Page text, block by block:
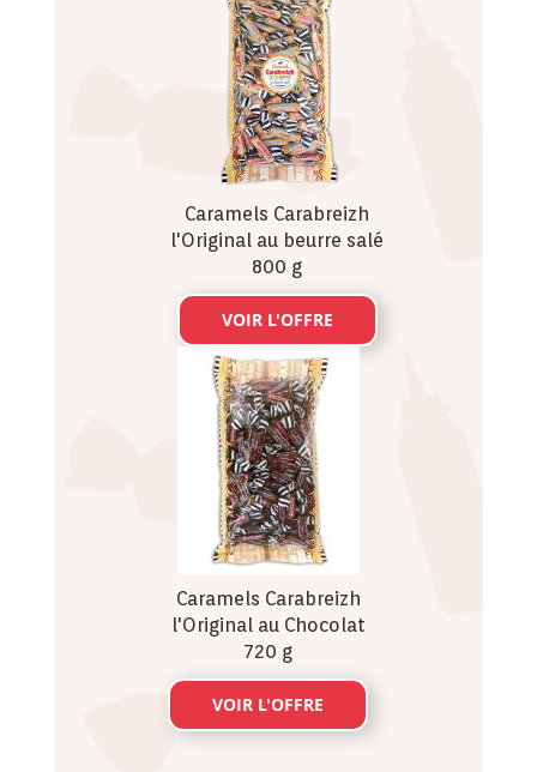
Caramels Carabreizh
l'Original au beurre salé
800 g
VOIR L'OFFRE
Caramels Carabreizh
l'Original au Chocolat
720 g
VOIR L'OFFRE